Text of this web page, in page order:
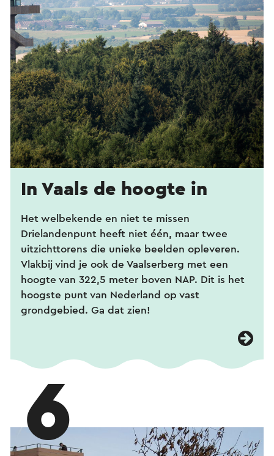
In Vaals de hoogte in
Het welbekende en niet te missen
Drielandenpunt heeft niet één, maar twee
uitzichttorens die unieke beelden opleveren.
Vlakbij vind je ook de Vaalserberg met een
hoogte van 322,5 meter boven NAP. Dit is het
hoogste punt van Nederland op vast
grondgebied. Ga dat zien!
6